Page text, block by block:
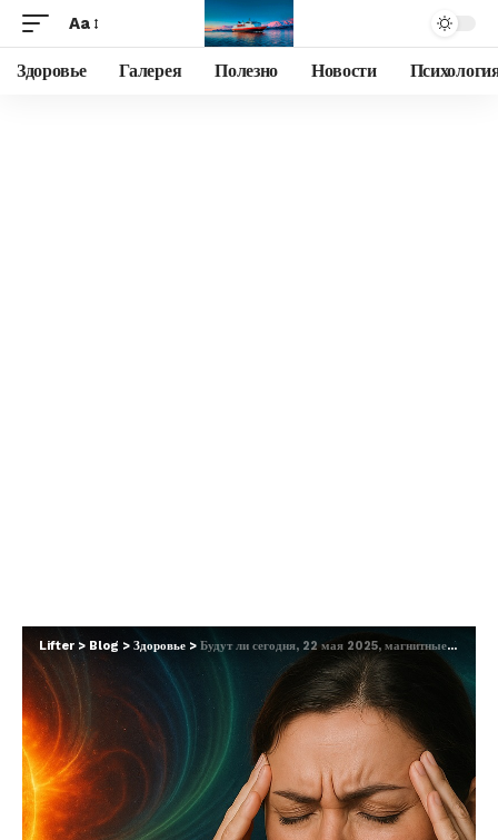
Aa
Здоровье Галерея Полезно Новости
Lifter > Blog > Здоровье > Будут ли сегодня, 22 мая 2025, магнитные бури: прогноз солнечной активности